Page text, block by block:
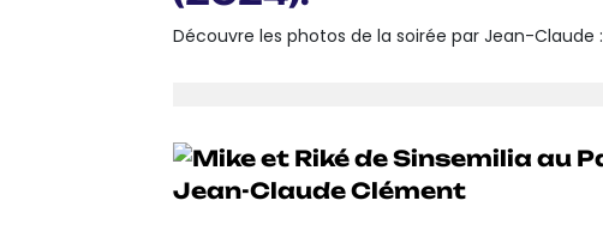
Découvre les photos de la soirée par Jean-Claude :